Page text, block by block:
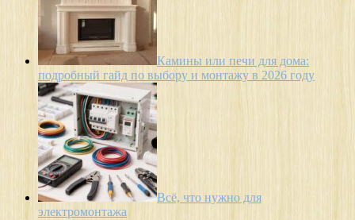
Камины или печи для дома:
подробный гайд по выбору и монтажу в 2026 году
Всё, что нужно для
электромонтажа